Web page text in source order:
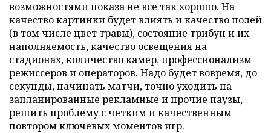
возможностями показа не все так хорошо. На
качество картинки будет влиять и качество полей
(в том числе цвет травы), состояние трибун и их
наполняемость, качество освещения на
стадионах, количество камер, профессионализм
режиссеров и операторов. Надо будет вовремя, до
секунды, начинать матчи, точно уходить на
запланированные рекламные и прочие паузы,
решить проблему с четким и качественным
повтором ключевых моментов игр.